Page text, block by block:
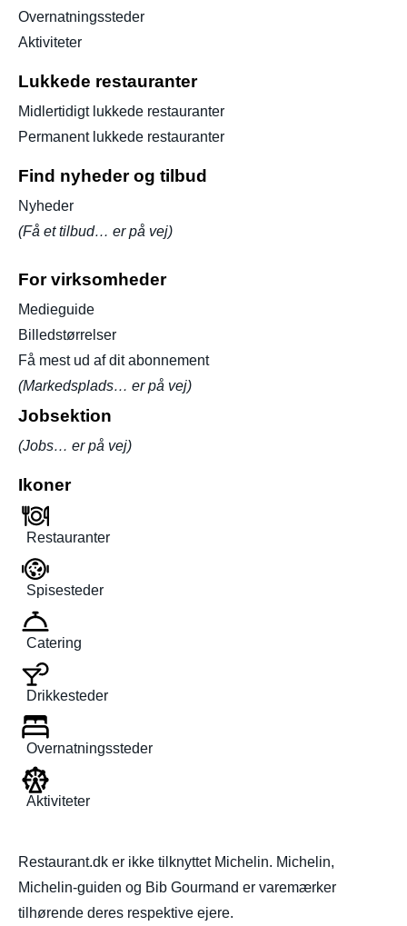
Overnatningssteder
Aktiviteter
Lukkede restauranter
Midlertidigt lukkede restauranter
Permanent lukkede restauranter
Find nyheder og tilbud
Nyheder
(Få et tilbud… er på vej)
For virksomheder
Medieguide
Billedstørrelser
Få mest ud af dit abonnement
(Markedsplads… er på vej)
Jobsektion
(Jobs… er på vej)
Ikoner
Restauranter
Spisesteder
Catering
Drikkesteder
Overnatningssteder
Aktiviteter
Restaurant.dk er ikke tilknyttet Michelin. Michelin,
Michelin-guiden og Bib Gourmand er varemærker
tilhørende deres respektive ejere.